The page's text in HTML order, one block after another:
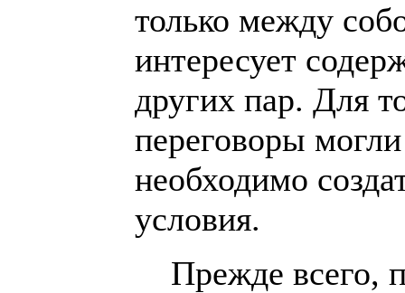
только между
интересует
других пар. Для
переговоры могли
необходимо
условия.
Прежде всего,